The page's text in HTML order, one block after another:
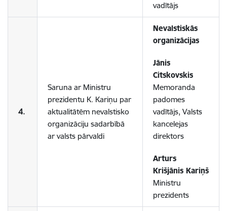
vadītājs
4.
Saruna ar Ministru
prezidentu K. Kariņu par
aktualitātēm nevalstisko
organizāciju sadarbībā
ar valsts pārvaldi
Nevalstiskās
organizācijas
Jānis
Citskovskis
Memoranda
padomes
vadītājs, Valsts
kancelejas
direktors
Arturs
Krišjānis Kariņš
Ministru
prezidents